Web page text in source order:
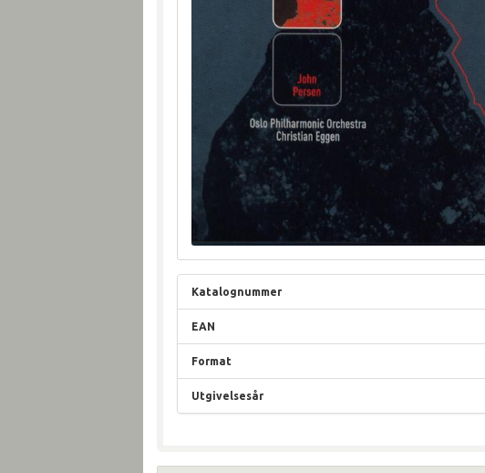
Katalognummer
EAN
Format
Utgivelsesår